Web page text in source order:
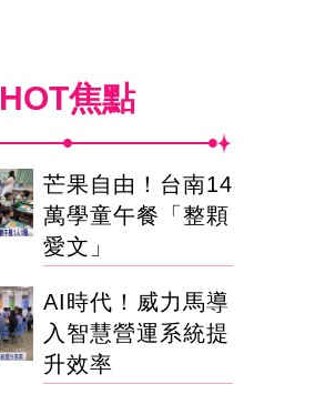
HOT焦點
芒果自由！台南14
萬學童午餐「整顆
愛文」
AI時代！威力馬導
入智慧營運系統提
升效率